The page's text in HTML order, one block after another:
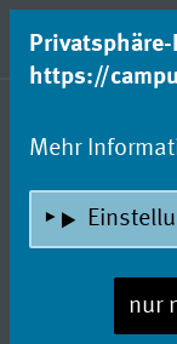
zum Inhalt
Entdecke
Friedrich-
https://
Mehr
nur